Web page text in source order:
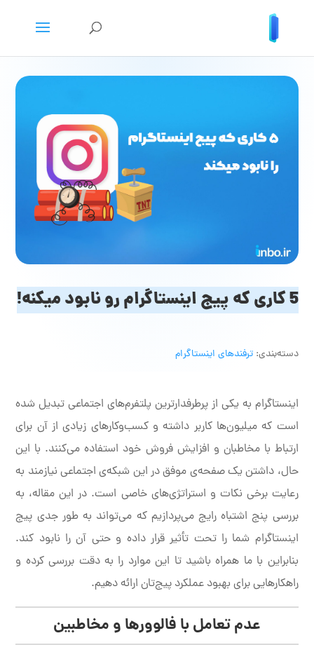
5 کاری که پیج اینستاگرام رو نابود میکنه!
دسته‌بندی:ترفندهای اینستاگرام
اینستاگرام به یکی از پرطرفدارترین پلتفرم‌های اجتماعی تبدیل شده
است که میلیون‌ها کاربر داشته و کسب‌وکارهای زیادی از آن برای
ارتباط با مخاطبان و افزایش فروش خود استفاده می‌کنند. با این
حال، داشتن یک صفحه‌ی موفق در این شبکه‌ی اجتماعی نیازمند به
رعایت برخی نکات و استراتژی‌های خاصی است. در این مقاله، به
بررسی پنج اشتباه رایج می‌پردازیم که می‌تواند به طور جدی پیج
اینستاگرام شما را تحت تأثیر قرار داده و حتی آن را نابود کند.
بنابراین با ما همراه باشید تا این موارد را به دقت بررسی کرده و
راهکارهایی برای بهبود عملکرد پیج‌تان ارائه دهیم.
عدم تعامل با فالوورها و مخاطبین